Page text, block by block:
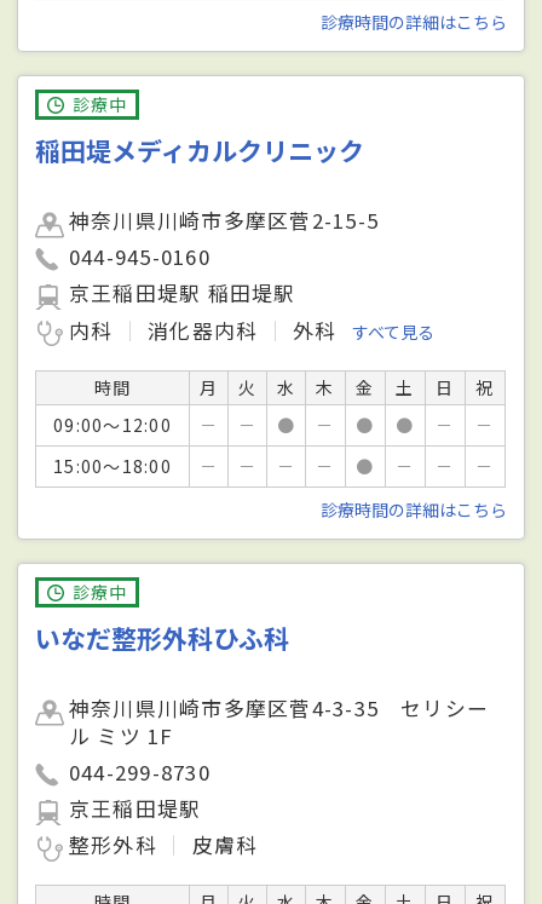
診療時間の詳細はこちら
診療中
稲田堤メディカルクリニック
神奈川県川崎市多摩区菅2-15-5
044-945-0160
京王稲田堤駅 稲田堤駅
内科
消化器内科 外科 すべて見る
時間 月 火 水 木 金 土 日
祝
09:00～12:00
－ － ● － ● ● －
－
15:00～18:00
－ － － － ● － －
－
診療時間の詳細はこちら
診療中
いなだ整形外科ひふ科
神奈川県川崎市多摩区菅4-3-35 セリシー
ル ミツ 1F
044-299-8730
京王稲田堤駅
整形外科
皮膚科